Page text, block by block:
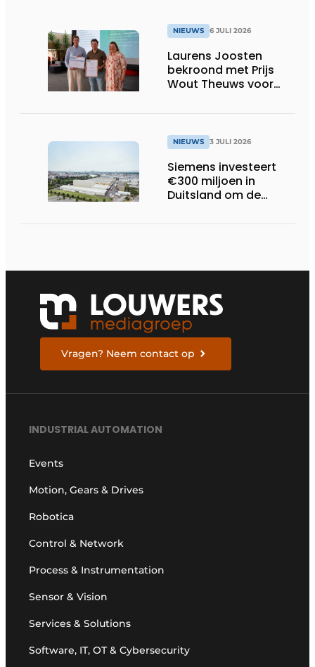
NIEUWS 6 JULI 2026
Laurens Joosten
bekroond met Prijs
Wout Theuws voor
NIEUWS 3 JULI 2026
Siemens investeert
€300 miljoen in
Duitsland om de
Vragen? Neem contact op
INDUSTRIAL AUTOMATION
Events
Motion, Gears & Drives
Robotica
Control & Network
Process & Instrumentation
Sensor & Vision
Services & Solutions
Software, IT, OT & Cybersecurity